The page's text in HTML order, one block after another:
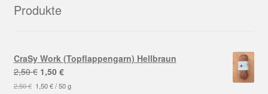
Produkte
CraSy Work (Topflappengarn) Hellbraun
2,50€ Ursprünglicher
Preis
1,50 €Aktueller
Preis
2,50€ 1,50€/50 g